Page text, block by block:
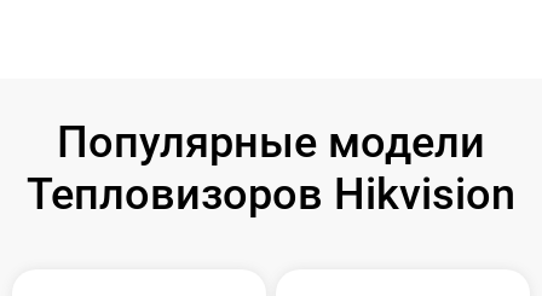
Популярные модели
Тепловизоров Hikvision